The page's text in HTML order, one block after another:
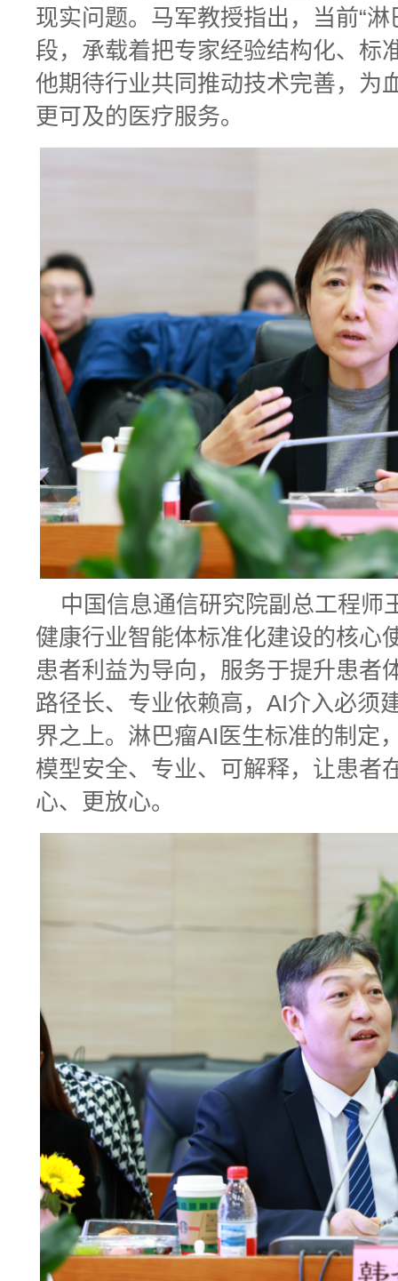
现实问题。马军教授指出，当前“
段，承载着把专家经验结构化、标
他期待行业共同推动技术完善，为
更可及的医疗服务。
中国信息通信研究院副总工程师
健康行业智能体标准化建设的核心
患者利益为导向，服务于提升患者
路径长、专业依赖高，AI介入必须
界之上。淋巴瘤AI医生标准的制定
模型安全、专业、可解释，让患者
心、更放心。